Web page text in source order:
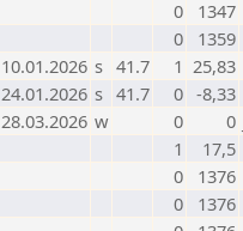
0
1347
0
1359
10.01.2026 s 41.7 1 25,83
24.01.2026 s 41.7 0 -8,33
28.03.2026 w 0 0
1
17,5
0
1376
0
1376